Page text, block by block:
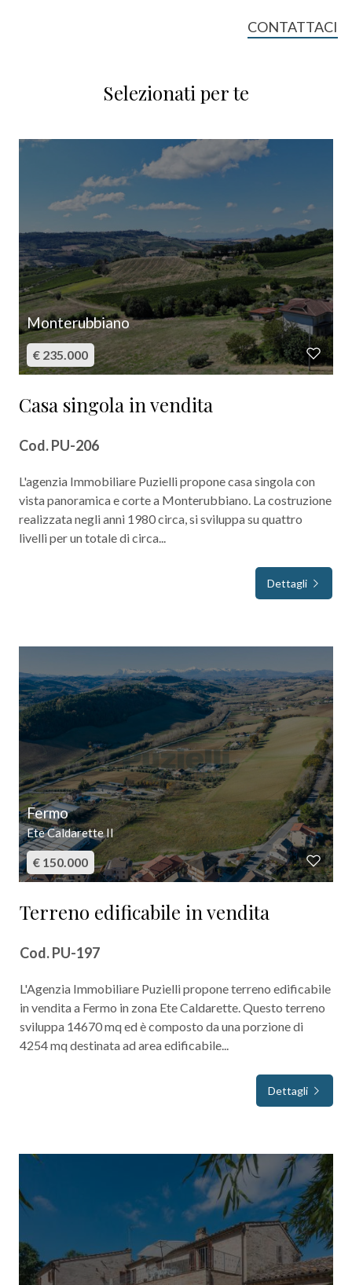
CONTATTACI
Selezionati per te
Monterubbiano
€ 235.000
Casa singola in vendita
Cod. PU-206
L'agenzia Immobiliare Puzielli propone casa singola con
vista panoramica e corte a Monterubbiano. La costruzione
realizzata negli anni 1980 circa, si sviluppa su quattro
livelli per un totale di circa...
Dettagli
Fermo
Ete Caldarette II
€ 150.000
Terreno edificabile in vendita
Cod. PU-197
L'Agenzia Immobiliare Puzielli propone terreno edificabile
in vendita a Fermo in zona Ete Caldarette. Questo terreno
sviluppa 14670 mq ed è composto da una porzione di
4254 mq destinata ad area edificabile...
Dettagli
5
5+
Bagni
1
2
5+
Camere
minime
Qualsiasi
1
2
3
4
5
opzioni
multiscelta
Giardino